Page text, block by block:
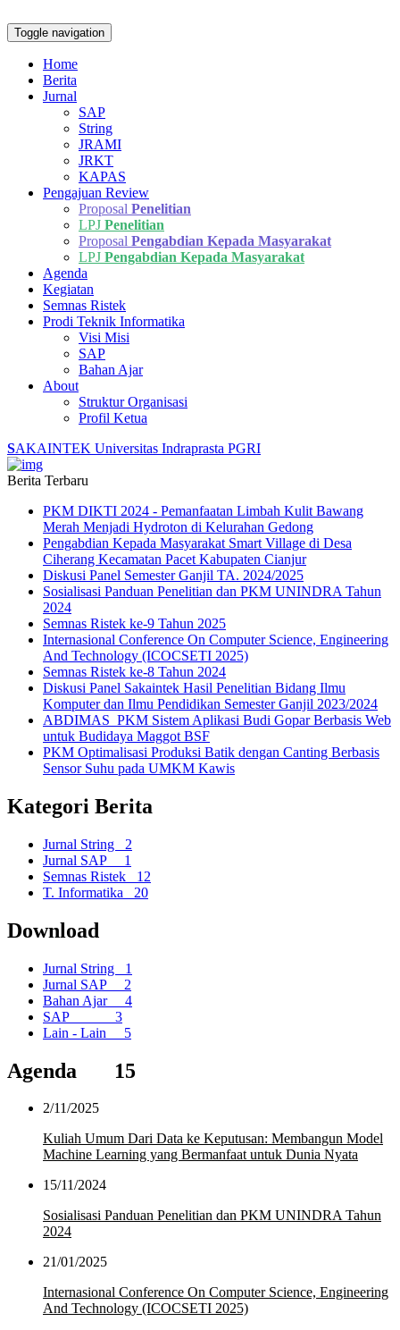
Toggle navigation
Home
Berita
Jurnal
SAP
String
JRAMI
JRKT
KAPAS
Pengajuan Review
Proposal Penelitian
LPJ Penelitian
Proposal Pengabdian Kepada Masyarakat
LPJ Pengabdian Kepada Masyarakat
Agenda
Kegiatan
Semnas Ristek
Prodi Teknik Informatika
Visi Misi
SAP
Bahan Ajar
About
Struktur Organisasi
Profil Ketua
SAKAINTEK Universitas Indraprasta PGRI
Berita Terbaru
PKM DIKTI 2024 - Pemanfaatan Limbah Kulit Bawang
Merah Menjadi Hydroton di Kelurahan Gedong
Pengabdian Kepada Masyarakat Smart Village di Desa
Ciherang Kecamatan Pacet Kabupaten Cianjur
Diskusi Panel Semester Ganjil TA. 2024/2025
Sosialisasi Panduan Penelitian dan PKM UNINDRA Tahun
2024
Semnas Ristek ke-9 Tahun 2025
Internasional Conference On Computer Science, Engineering
And Technology (ICOCSETI 2025)
Semnas Ristek ke-8 Tahun 2024
Diskusi Panel Sakaintek Hasil Penelitian Bidang Ilmu
Komputer dan Ilmu Pendidikan Semester Ganjil 2023/2024
ABDIMAS_PKM Sistem Aplikasi Budi Gopar Berbasis Web
untuk Budidaya Maggot BSF
PKM Optimalisasi Produksi Batik dengan Canting Berbasis
Sensor Suhu pada UMKM Kawis
Kategori Berita
Jurnal String 2
Jurnal SAP 1
Semnas Ristek 12
T. Informatika 20
Download
Jurnal String 1
Jurnal SAP 2
Bahan Ajar 4
SAP 3
Lain - Lain 5
Agenda 15
2/11/2025
Kuliah Umum Dari Data ke Keputusan: Membangun Model
Machine Learning yang Bermanfaat untuk Dunia Nyata
15/11/2024
Sosialisasi Panduan Penelitian dan PKM UNINDRA Tahun
2024
21/01/2025
Internasional Conference On Computer Science, Engineering
And Technology (ICOCSETI 2025)